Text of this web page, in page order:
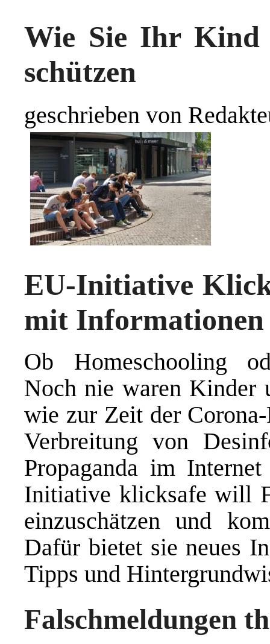
Wie Sie Ihr Kind
schützen
geschrieben von
EU-Initiative
mit Informationen
Ob Homeschooling
Noch nie waren Kinder
wie zur Zeit der
Verbreitung von
Propaganda im
Initiative klicksafe will
einzuschätzen und
Dafür bietet sie neues
Tipps und
Falschmeldungen